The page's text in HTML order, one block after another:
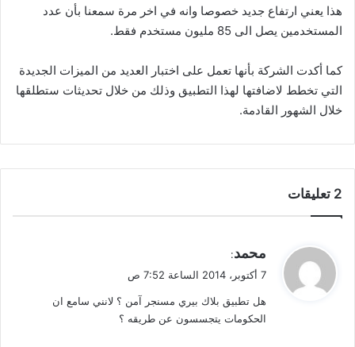
هذا يعني ارتفاع جديد خصوصا وانه في اخر مرة سمعنا بأن عدد
المستخدمين يصل الى 85 مليون مستخدم فقط.
كما أكدت الشركة بأنها تعمل على اختبار العديد من الميزات الجديدة
التي تخطط لاضافتها لهذا التطبيق وذلك من خلال تحديثات ستطلقها
خلال الشهور القادمة.
‫2 تعليقات
ل
محمد:
7 أكتوبر، 2014 الساعة 7:52 ص
هل تطبيق بلاك بيري مسنجر آمن ؟ لانني سامع ان
الحكومات يتجسسون عن طريقه ؟